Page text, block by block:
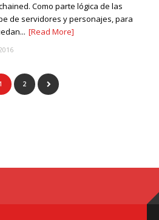
Como parte lógica de las
de servidores y personajes, para
[Read More]
1 2